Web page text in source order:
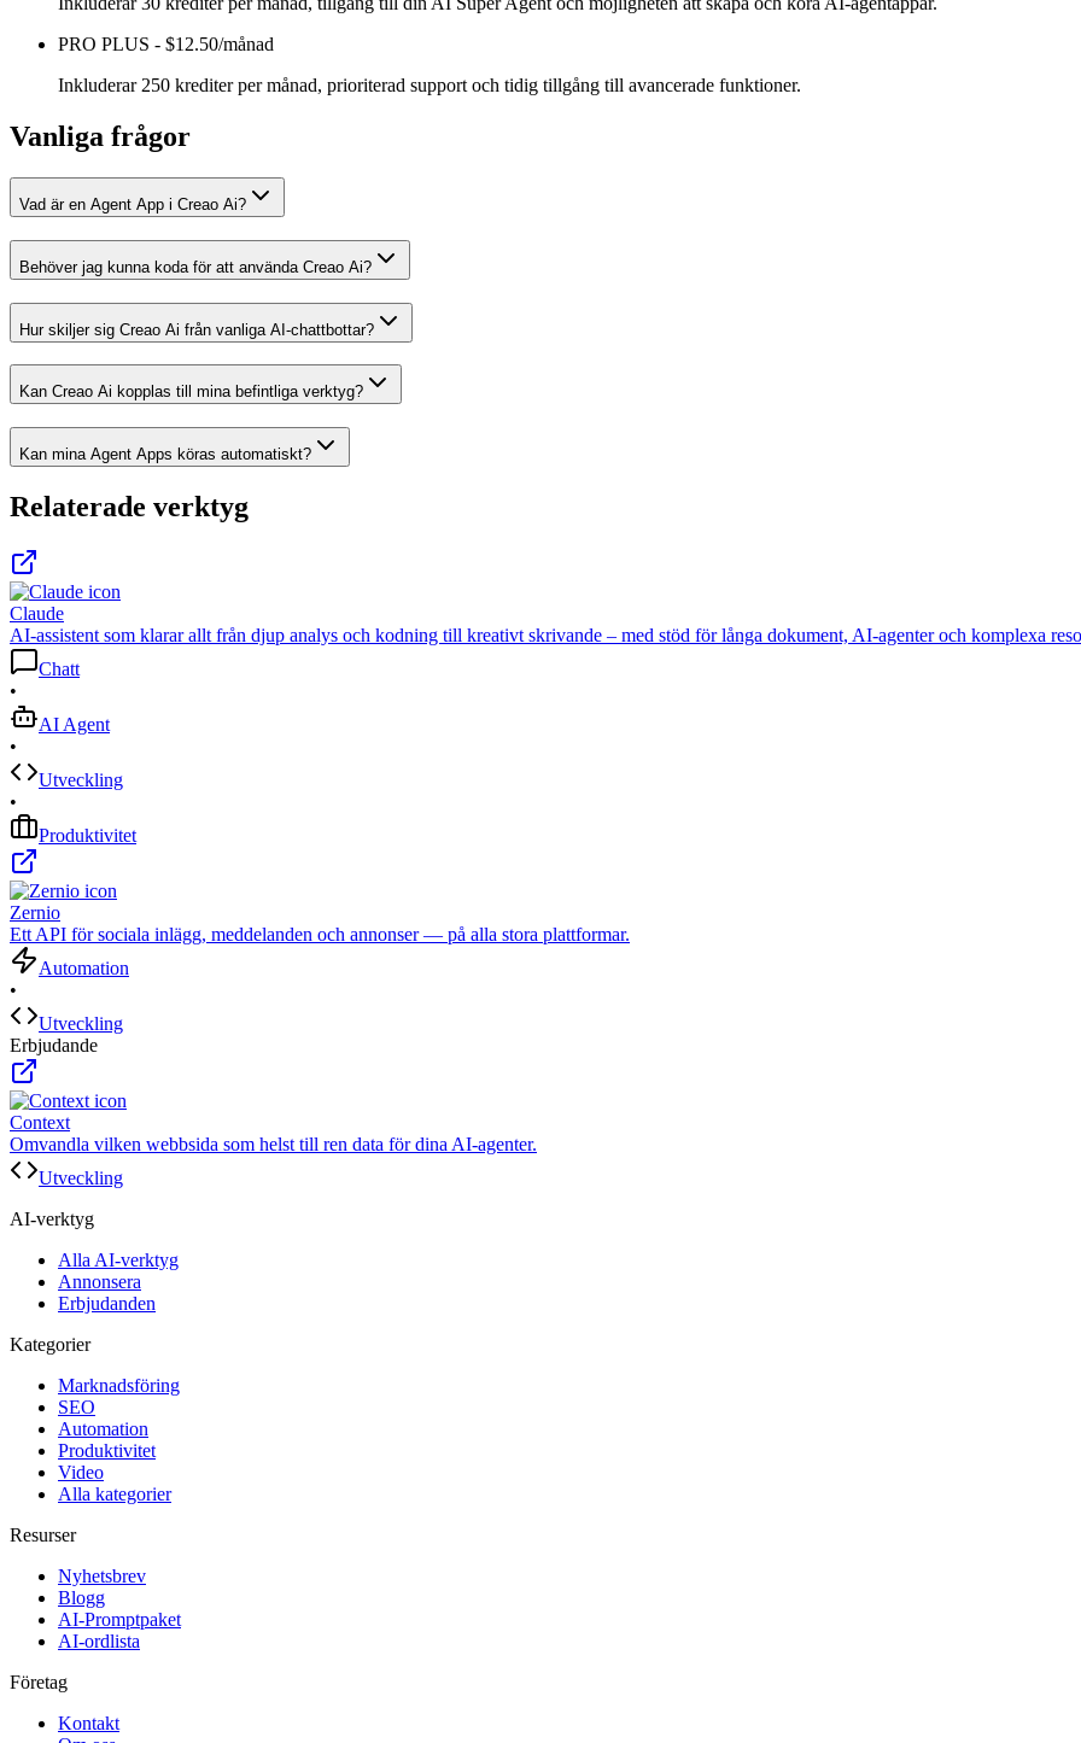
PRO PLUS - $12.50/månad
Inkluderar 250 krediter per månad, prioriterad support och tidig tillgång till avancerade funktioner.
Vanliga frågor
Vad är en Agent App i Creao Ai?
Behöver jag kunna koda för att använda Creao Ai?
Hur skiljer sig Creao Ai från vanliga AI-chattbottar?
Kan Creao Ai kopplas till mina befintliga verktyg?
Kan mina Agent Apps köras automatiskt?
Relaterade verktyg
Claude
AI-assistent som klarar allt från djup analys och kodning till kreativt skrivande – med stöd för långa dokument, AI-agenter och komplexa
Chatt
•
AI Agent
•
Utveckling
•
Produktivitet
Zernio
Ett API för sociala inlägg, meddelanden och annonser — på alla stora plattformar.
Automation
•
Utveckling
Erbjudande
Context
Omvandla vilken webbsida som helst till ren data för dina AI-agenter.
Utveckling
AI-verktyg
Alla AI-verktyg
Annonsera
Erbjudanden
Kategorier
Marknadsföring
SEO
Automation
Produktivitet
Video
Alla kategorier
Resurser
Nyhetsbrev
Blogg
AI-Promptpaket
AI-ordlista
Företag
Kontakt